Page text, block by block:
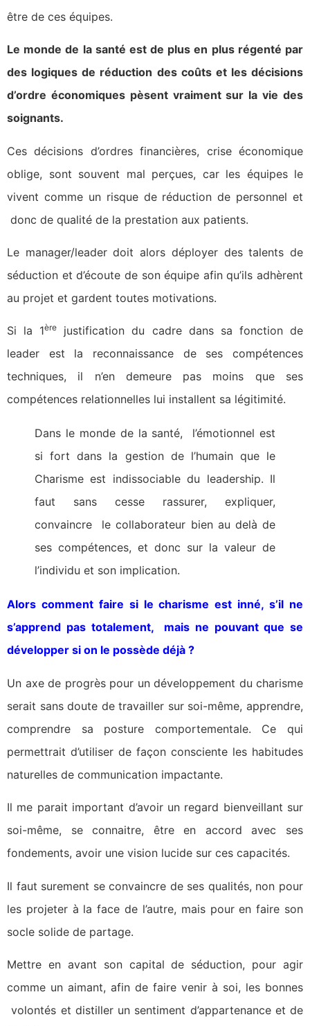
être de ces équipes.
Le monde de la santé est de plus en plus régenté par
des logiques de réduction des coûts et les décisions
d’ordre économiques pèsent vraiment sur la vie des
soignants.
Ces décisions d’ordres financières, crise économique
oblige, sont souvent mal perçues, car les équipes le
vivent comme un risque de réduction de personnel et
donc de qualité de la prestation aux patients.
Le manager/leader doit alors déployer des talents de
séduction et d’écoute de son équipe afin qu’ils adhèrent
au projet et gardent toutes motivations.
Si la 1ère
justification du cadre dans sa fonction de
leader est la reconnaissance de ses compétences
techniques, il n’en demeure pas moins que ses
compétences relationnelles lui installent sa légitimité.
Dans le monde de la santé, l’émotionnel est
si fort dans la gestion de l’humain que le
Charisme est indissociable du leadership. Il
faut sans cesse rassurer, expliquer,
convaincre le collaborateur bien au delà de
ses compétences, et donc sur la valeur de
l’individu et son implication.
Alors comment faire si le charisme est inné, s’il ne
s’apprend pas totalement, mais ne pouvant que se
développer si on le possède déjà ?
Un axe de progrès pour un développement du charisme
serait sans doute de travailler sur soi-même, apprendre,
comprendre sa posture comportementale. Ce qui
permettrait d’utiliser de façon consciente les habitudes
naturelles de communication impactante.
Il me parait important d’avoir un regard bienveillant sur
soi-même, se connaitre, être en accord avec ses
fondements, avoir une vision lucide sur ces capacités.
Il faut surement se convaincre de ses qualités, non pour
les projeter à la face de l’autre, mais pour en faire son
socle solide de partage.
Mettre en avant son capital de séduction, pour agir
comme un aimant, afin de faire venir à soi, les bonnes
volontés et distiller un sentiment d’appartenance et de